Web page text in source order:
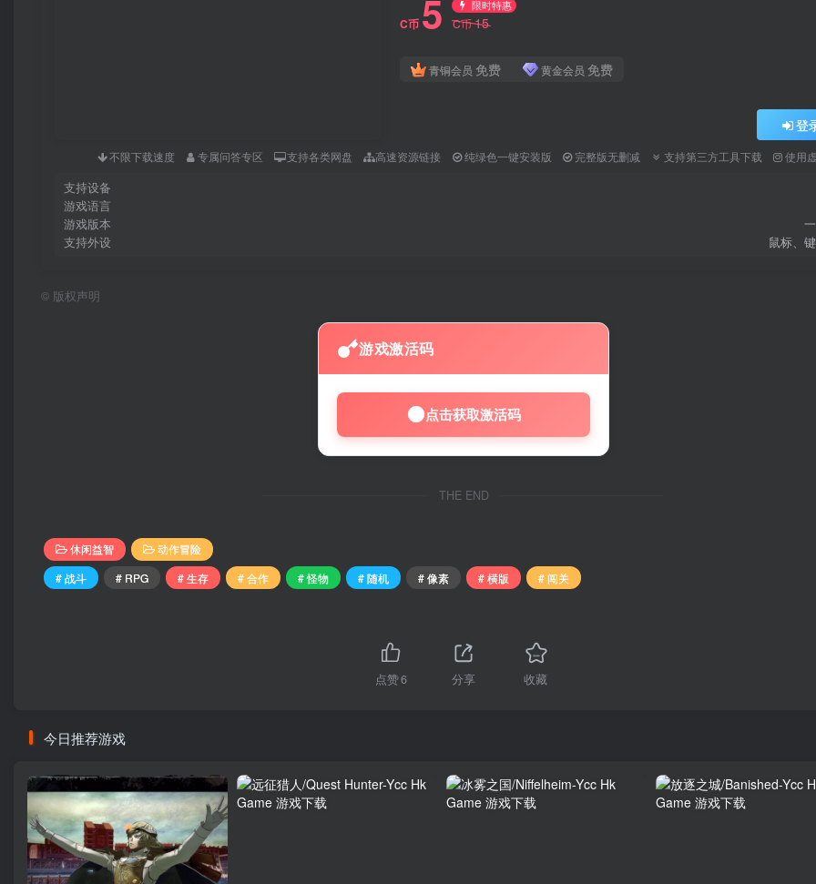
C币 5 限时特惠
C币15
青铜会员 免费 黄金会员 免费
登
不限下载速度 专属问答专区 支持各类网盘 高速资源链接 纯绿色一键安装版 完整版无删减 支持第三方工具下载 使用
支持设备
游戏语言
游戏版本
支持外设
鼠标、
© 版权声明
游戏激活码
点击获取激活码
THE END
休闲益智
动作冒险
# 战斗
# RPG # 生存 # 合作 # 怪物 # 随机 # 像素 # 横版 # 闯关
点赞6 分享 收藏
今日推荐游戏